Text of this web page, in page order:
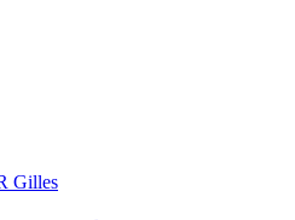
Gilles